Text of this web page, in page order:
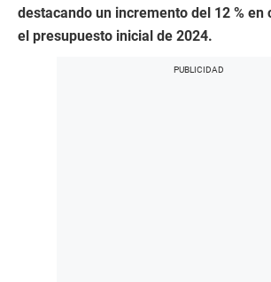
destacando un incremento del 12 % en
el presupuesto inicial de 2024.